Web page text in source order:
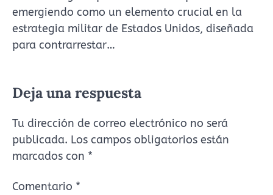
emergiendo como un elemento crucial en la
estrategia militar de Estados Unidos, diseñada
para contrarrestar…
Deja una respuesta
Tu dirección de correo electrónico no será
publicada. Los campos obligatorios están
marcados con *
Comentario *